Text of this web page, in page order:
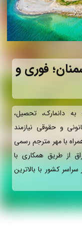
فوری و
دانمارک، تحصیل،
و حقوقی نیازمند
با مهر مترجم رسمی
از طریق همکاری با
کشور با بالاترین